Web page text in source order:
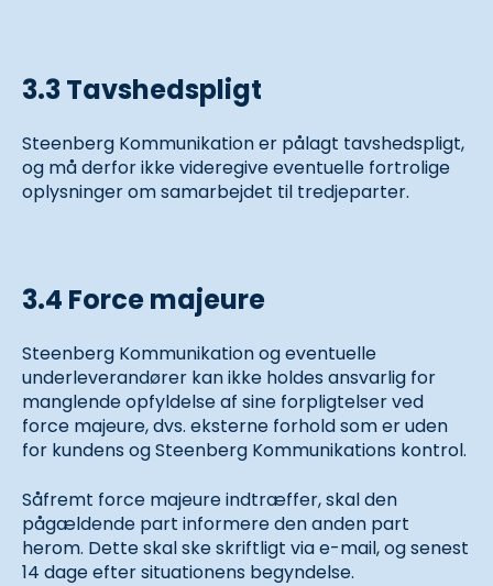
3.3 Tavshedspligt
Steenberg Kommunikation er pålagt tavshedspligt,
og må derfor ikke videregive eventuelle fortrolige
oplysninger om samarbejdet til tredjeparter.
3.4 Force majeure
Steenberg Kommunikation og eventuelle
underleverandører kan ikke holdes ansvarlig for
manglende opfyldelse af sine forpligtelser ved
force majeure, dvs. eksterne forhold som er uden
for kundens og Steenberg Kommunikations kontrol.
Såfremt force majeure indtræffer, skal den
pågældende part informere den anden part
herom. Dette skal ske skriftligt via e-mail, og senest
14 dage efter situationens begyndelse.